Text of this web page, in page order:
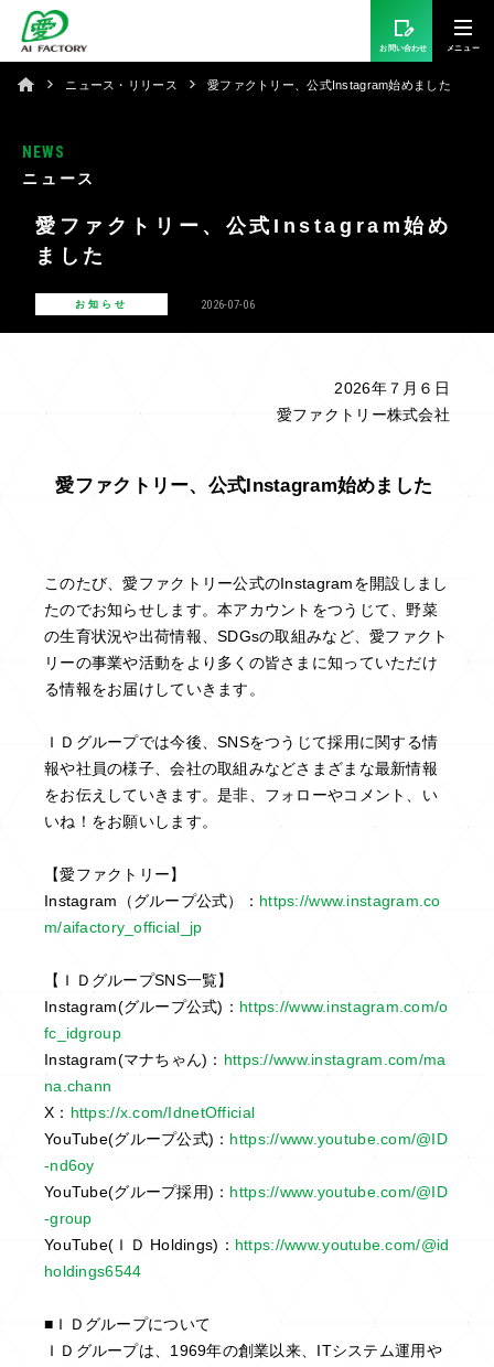
お問い合わせ
ニュース・リリース 愛ファクトリー、公式Instagram始めました
NEWS
ニュース
愛ファクトリー、公式Instagram始め
ました
お知らせ 2026-07-06
2026年７月６日
愛ファクトリー株式会社
愛ファクトリー、公式Instagram始めました
このたび、愛ファクトリー公式のInstagramを開設しまし
たのでお知らせします。本アカウントをつうじて、野菜
の生育状況や出荷情報、SDGsの取組みなど、愛ファクト
リーの事業や活動をより多くの皆さまに知っていただけ
る情報をお届けしていきます。
ＩＤグループでは今後、SNSをつうじて採用に関する情
報や社員の様子、会社の取組みなどさまざまな最新情報
をお伝えしていきます。是非、フォローやコメント、い
いね！をお願いします。
【愛ファクトリー】
Instagram（グループ公式）： https://www.instagram.co
m/aifactory_official_jp
【ＩＤグループSNS一覧】
Instagram(グループ公式)： https://www.instagram.com/o
fc_idgroup
Instagram(マナちゃん)： https://www.instagram.com/ma
na.chann
X： https://x.com/IdnetOfficial
YouTube(グループ公式)： https://www.youtube.com/@ID
-nd6oy
YouTube(グループ採用)： https://www.youtube.com/@ID
-group
YouTube(ＩＤ Holdings)： https://www.youtube.com/@id
holdings6544
■ＩＤグループについて
ＩＤグループは、1969年の創業以来、ITシステム運用や